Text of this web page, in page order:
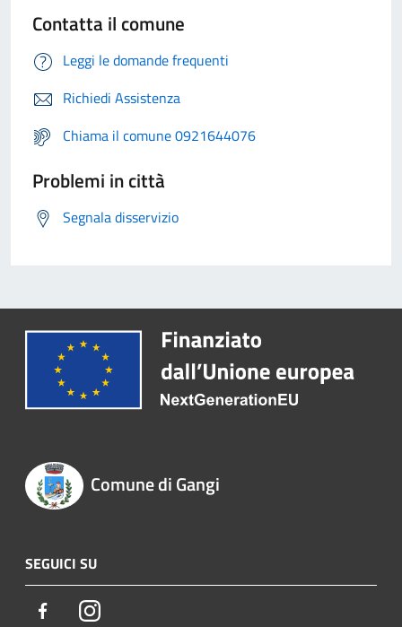
Contatta il comune
Leggi le domande frequenti
Richiedi Assistenza
Chiama il comune 0921644076
Problemi in città
Segnala disservizio
Comune di Gangi
SEGUICI SU
FacebookInstagram